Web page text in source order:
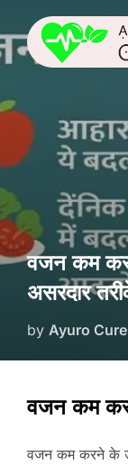
to
content
वजन कम
असरदार
by Ayuro Cure
वजन कम
वजन कम करने के